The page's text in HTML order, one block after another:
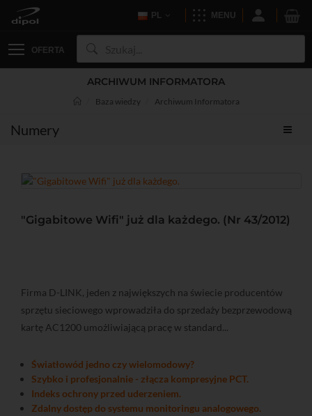
PL MENU
OFERTA
ARCHIWUM INFORMATORA
Baza wiedzy Archiwum Informatora
Numery
"Gigabitowe Wifi" już dla każdego. (Nr 43/2012)
Firma D-LINK, jeden z największych na świecie producentów
sprzętu sieciowego wprowadziła do sprzedaży bezprzewodową
kartę AC1200 umożliwiającą pracę w standard...
Światłowód jedno czy wielomodowy?
Szybko i profesjonalnie - złącza kompresyjne PCT.
Indeks ochrony przed uderzeniem.
Zdalny dostęp do systemu monitoringu analogowego.